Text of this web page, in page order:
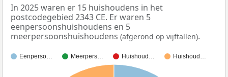
In 2025 waren er 15 huishoudens in het
postcodegebied 2343 CE. Er waren 5
eenpersoonshuishoudens en 5
meerpersoonshuishoudens (afgerond op vijftallen).
Eenperso… Meerpers… Huishoud… Huishoud…